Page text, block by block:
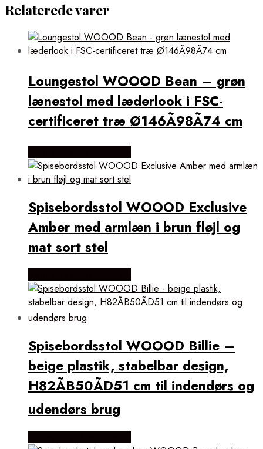
Relaterede varer
Loungestol WOOOD Bean – grøn
lænestol med læderlook i FSC-
certificeret træ Ø146Ã98Ã74 cm
Spisebordsstol WOOOD Exclusive
Amber med armlæn i brun fløjl og
mat sort stel
Spisebordsstol WOOOD Billie –
beige plastik, stabelbar design,
H82ÃB50ÃD51 cm til indendørs og
udendørs brug